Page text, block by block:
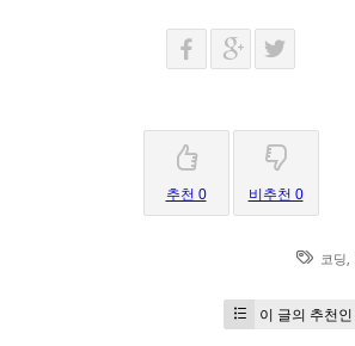
추천 0 비추천 0
코딩,
이 글의 추천